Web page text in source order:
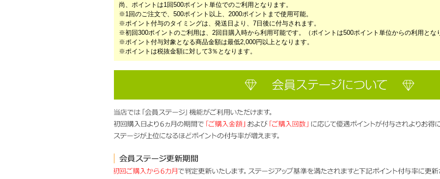
尚、ポイントは1回500ポイント単位でのご利用となります。
※1回のご注文で、500ポイント以上、2000ポイントまで使用可能。
※ポイント付与のタイミングは、発送日より、7日後に付与されます。
※初回300ポイントのご利用は、2回目購入時から利用可能です。（ポイントは500ポイント単位からの利用とな
※ポイント付与対象となる商品金額は最低2,000円以上となります。
※ポイントは税抜金額に対して3％となります。